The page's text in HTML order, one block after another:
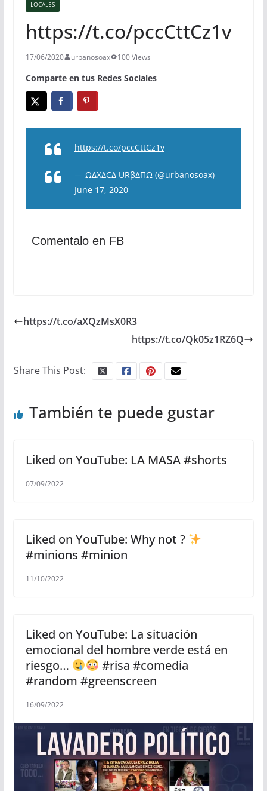
LOCALES
https://t.co/pccCttCz1v
17/06/2020 urbanosoax 100 Views
Comparte en tus Redes Sociales
https://t.co/pccCttCz1v
— ΩΔXΔCΔ URβΔΠΩ (@urbanosoax)
June 17, 2020
Comentalo en FB
https://t.co/aXQzMsX0R3
https://t.co/Qk05z1RZ6Q
Share This Post:
También te puede gustar
Liked on YouTube: LA MASA #shorts
07/09/2022
Liked on YouTube: Why not ?
#minions #minion
11/10/2022
Liked on YouTube: La situación
emocional del hombre verde está en
riesgo…
#risa #comedia
#random #greenscreen
16/09/2022